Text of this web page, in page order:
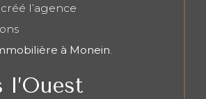
l’agence
à Monein.